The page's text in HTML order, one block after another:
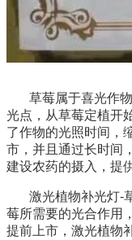
草莓属于喜光作
光点，从草莓定植开
了作物的光照时间，
市，并且通过长时间
建设农药的摄入，提
激光植物补光灯-
莓所需要的光合作用
提前上市，激光植物